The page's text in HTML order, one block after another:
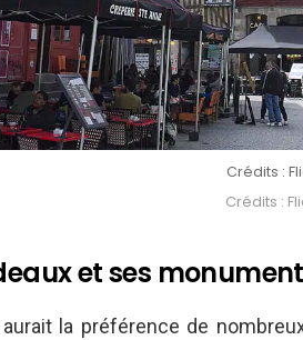
Crédits :
Crédits :
et ses
la préférence de